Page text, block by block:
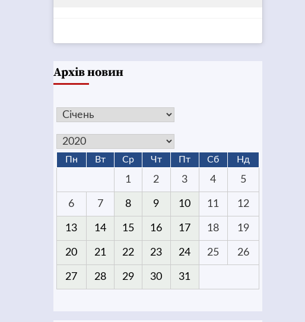
Архів новин
Пн Вт Ср Чт Пт Сб Нд
1 2 3 4 5
6 7 8 9 10 11 12
13 14 15 16 17 18 19
20 21 22 23 24 25 26
27 28 29 30 31